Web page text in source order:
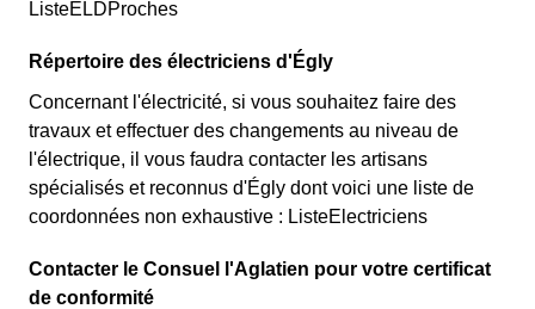
ListeELDProches
Répertoire des électriciens d'Égly
Concernant l'électricité, si vous souhaitez faire des
travaux et effectuer des changements au niveau de
l'électrique, il vous faudra contacter les artisans
spécialisés et reconnus d'Égly dont voici une liste de
coordonnées non exhaustive : ListeElectriciens
Contacter le Consuel l'Aglatien pour votre certificat
de conformité